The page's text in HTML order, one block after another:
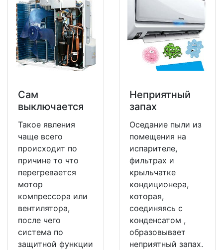
Сам
выключается
Такое явления
чаще всего
происходит по
причине то что
перегревается
мотор
компрессора или
вентилятора,
после чего
система по
защитной функции
Неприятный
запах
Оседание пыли из
помещения на
испарителе,
фильтрах и
крыльчатке
кондиционера,
которая,
соединяясь с
конденсатом ,
образовывает
неприятный запах.